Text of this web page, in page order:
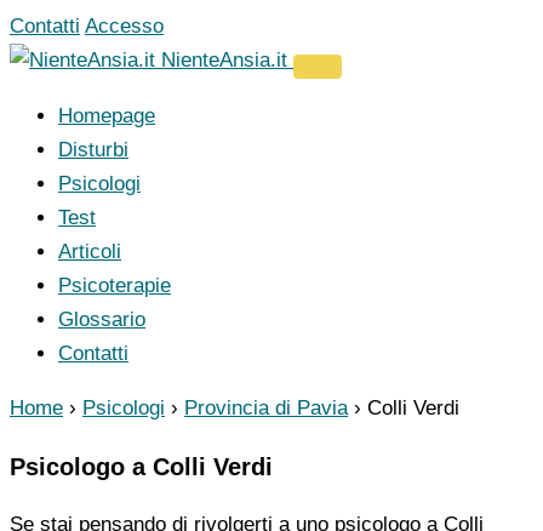
Vai
al
Contatti Accesso
NienteAnsia.it
Homepage
Disturbi
Psicologi
Test
Articoli
Psicoterapie
Glossario
Contatti
Home › Psicologi › Provincia di Pavia › Colli Verdi
Psicologo a Colli Verdi
Se stai pensando di rivolgerti a uno psicologo a Colli